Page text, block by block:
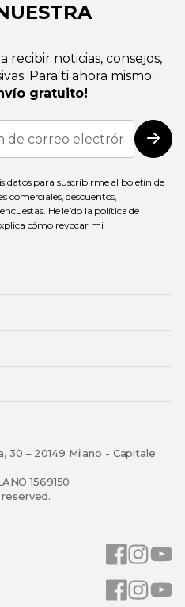
noticias, consejos,
Para ti ahora mismo:
gratuito!
datos para suscribirme al boletín de
comerciales, descuentos,
He leído la política de
cómo revocar mi
30 – 20149 Milano - Capitale
1569150